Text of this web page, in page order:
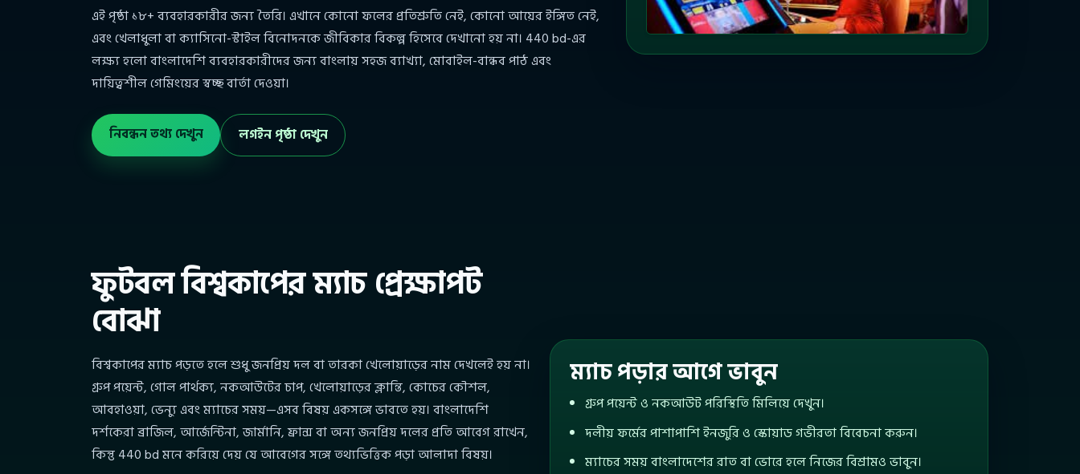
এই পৃষ্ঠা ১৮+ ব্যবহারকারীর জন্য তৈরি। এখানে কোনো ফলের প্রতিশ্রুতি নেই, কোনো আয়ের ইঙ্গিত নেই,
এবং খেলাধুলা বা ক্যাসিনো-স্টাইল বিনোদনকে জীবিকার বিকল্প হিসেবে দেখানো হয় না। 440 bd-এর
লক্ষ্য হলো বাংলাদেশি ব্যবহারকারীদের জন্য বাংলায় সহজ ব্যাখ্যা, মোবাইল-বান্ধব পাঠ এবং
দায়িত্বশীল গেমিংয়ের স্বচ্ছ বার্তা দেওয়া।
নিবন্ধন তথ্য দেখুন লগইন পৃষ্ঠা দেখুন
ফুটবল বিশ্বকাপের ম্যাচ প্রেক্ষাপট
বোঝা
বিশ্বকাপের ম্যাচ পড়তে হলে শুধু জনপ্রিয় দল বা তারকা খেলোয়াড়ের নাম দেখলেই হয় না।
গ্রুপ পয়েন্ট, গোল পার্থক্য, নকআউটের চাপ, খেলোয়াড়ের ক্লান্তি, কোচের কৌশল,
আবহাওয়া, ভেন্যু এবং ম্যাচের সময়—এসব বিষয় একসঙ্গে ভাবতে হয়। বাংলাদেশি
দর্শকেরা ব্রাজিল, আর্জেন্টিনা, জার্মানি, ফ্রান্স বা অন্য জনপ্রিয় দলের প্রতি আবেগ রাখেন,
কিন্তু 440 bd মনে করিয়ে দেয় যে আবেগের সঙ্গে তথ্যভিত্তিক পড়া আলাদা বিষয়।
ম্যাচ পড়ার আগে ভাবুন
গ্রুপ পয়েন্ট ও নকআউট পরিস্থিতি মিলিয়ে দেখুন।
দলীয় ফর্মের পাশাপাশি ইনজুরি ও স্কোয়াড গভীরতা বিবেচনা করুন।
ম্যাচের সময় বাংলাদেশের রাত বা ভোরে হলে নিজের বিশ্রামও ভাবুন।